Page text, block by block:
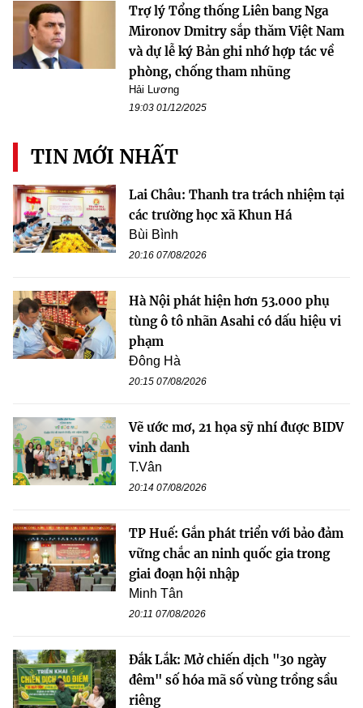
Trợ lý Tổng thống Liên bang Nga
Mironov Dmitry sắp thăm Việt Nam
và dự lễ ký Bản ghi nhớ hợp tác về
phòng, chống tham nhũng
Hải Lương
19:03 01/12/2025
TIN MỚI NHẤT
Lai Châu: Thanh tra trách nhiệm tại
các trường học xã Khun Há
Bùi Bình
20:16 07/08/2026
Hà Nội phát hiện hơn 53.000 phụ
tùng ô tô nhãn Asahi có dấu hiệu vi
phạm
Đông Hà
20:15 07/08/2026
Vẽ ước mơ, 21 họa sỹ nhí được BIDV
vinh danh
T.Vân
20:14 07/08/2026
TP Huế: Gắn phát triển với bảo đảm
vững chắc an ninh quốc gia trong
giai đoạn hội nhập
Minh Tân
20:11 07/08/2026
Đắk Lắk: Mở chiến dịch "30 ngày
đêm" số hóa mã số vùng trồng sầu
riêng